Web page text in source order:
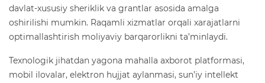
davlat-xususiy sheriklik va grantlar asosida amalga
oshirilishi mumkin. Raqamli xizmatlar orqali xarajatlarni
optimallashtirish moliyaviy barqarorlikni ta’minlaydi.
Texnologik jihatdan yagona mahalla axborot platformasi,
mobil ilovalar, elektron hujjat aylanmasi, sun’iy intellekt